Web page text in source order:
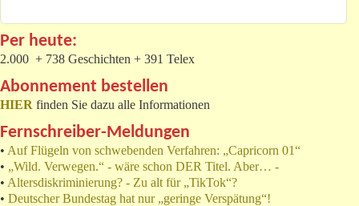
Per heute:
2.000 + 738 Geschichten + 391 Telex
Abonnement bestellen
HIER finden Sie dazu alle Informationen
Fernschreiber-Meldungen
• Auf Flügeln von schwebenden Verfahren: „Capricorn 01“
• „Wild. Verwegen.“ - wäre schon DER Titel. Aber… -
• Altersdiskriminierung? - Zu alt für „TikTok“?
• Deutscher Bundestag hat nur „geringe Verspätung“!